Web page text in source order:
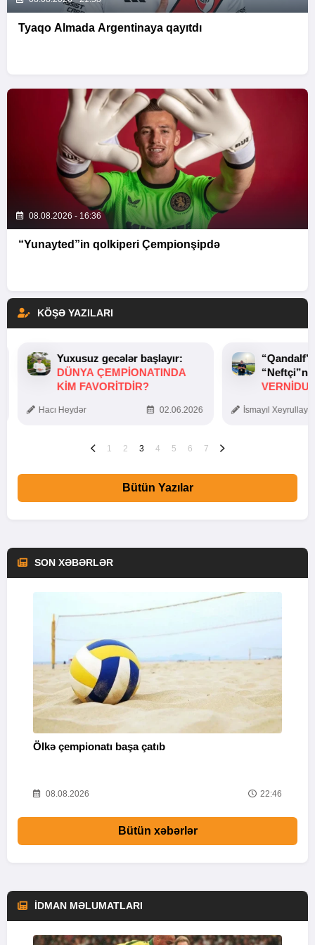
Tyaqo Almada Argentinaya qayıtdı
08.08.2026 - 16:36
“Yunayted”in qolkiperi Çempionşipdə
KÖŞƏ YAZILARI
Yuxusuz gecələr başlayır:
DÜNYA ÇEMPIONATINDA
KIM FAVORITDIR?
Hacı Heydər 02.06.2026 İsmayıl
1 2 3 4 5 6 7
Bütün Yazılar
SON XƏBƏRLƏR
Ölkə çempionatı başa çatıb
08.08.2026 22:46
Bütün xəbərlər
İDMAN MƏLUMATLARI